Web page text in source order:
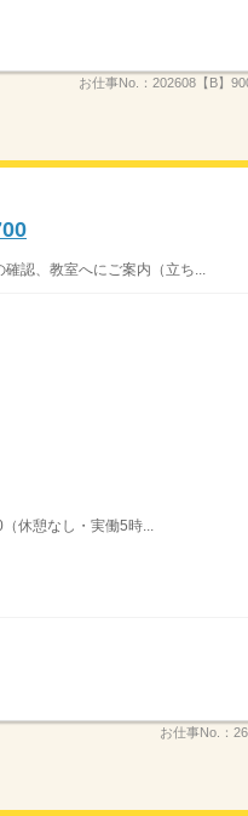
お仕事No.： 202608【B】
認、教室へにご案内（立ち...
休憩なし・実働5時...
お仕事No.：